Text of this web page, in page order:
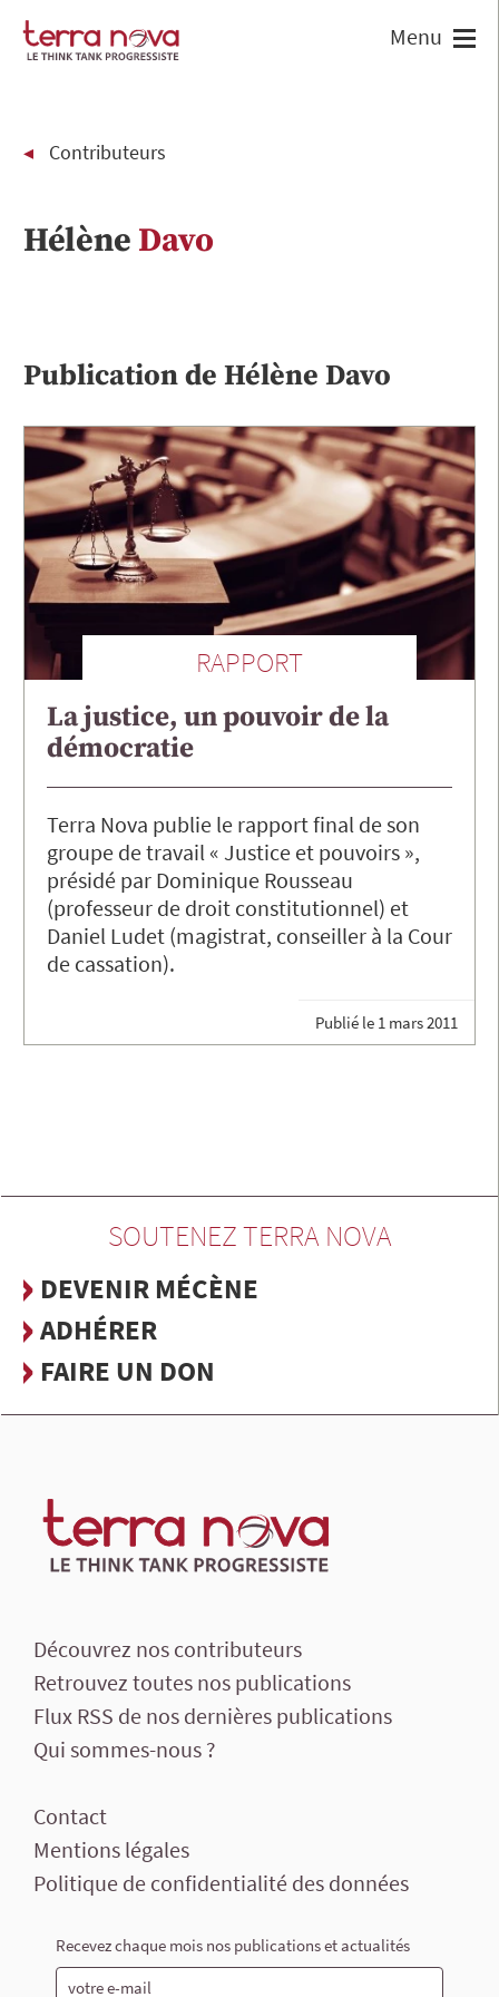
Contributeurs
Hélène Davo
Publication de Hélène Davo
RAPPORT
La justice, un pouvoir de la
démocratie
Terra Nova publie le rapport final de son
groupe de travail « Justice et pouvoirs »,
présidé par Dominique Rousseau
(professeur de droit constitutionnel) et
Daniel Ludet (magistrat, conseiller à la Cour
de cassation).
Publié le 1 mars 2011
SOUTENEZ TERRA NOVA
DEVENIR MÉCÈNE
ADHÉRER
FAIRE UN DON
Découvrez nos contributeurs
Retrouvez toutes nos publications
Flux RSS de nos dernières publications
Qui sommes-nous ?
Contact
Mentions légales
Politique de confidentialité des données
Recevez chaque mois nos publications et actualités